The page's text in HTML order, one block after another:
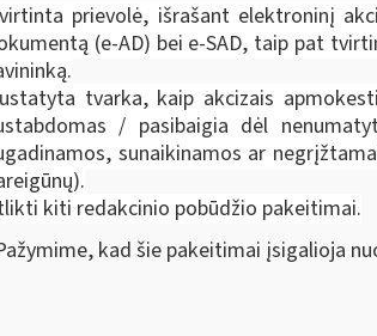
prievolė, išrašant elektroninį
(e-AD) bei e-SAD, taip pat
tvarka, kaip akcizais
/ pasibaigia dėl
sunaikinamos ar
kiti redakcinio pobūdžio pakeitimai.
kad šie pakeitimai įsigalioja